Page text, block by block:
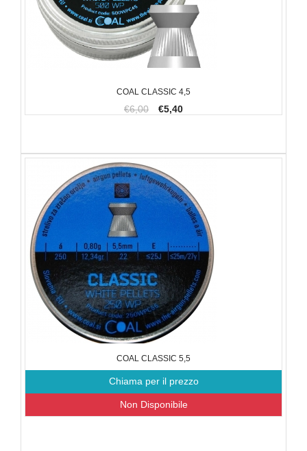
COAL CLASSIC 4,5
€6,00 €5,40
COAL CLASSIC 5,5
Chiama per il prezzo
Non Disponibile